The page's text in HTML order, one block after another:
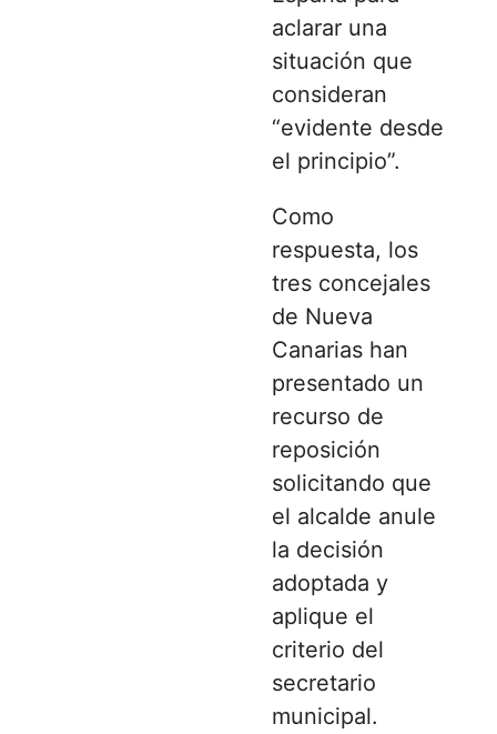
aclarar una
situación que
consideran
“evidente desde
el principio”.
Como
respuesta, los
tres concejales
de Nueva
Canarias han
presentado un
recurso de
reposición
solicitando que
el alcalde anule
la decisión
adoptada y
aplique el
criterio del
secretario
municipal.